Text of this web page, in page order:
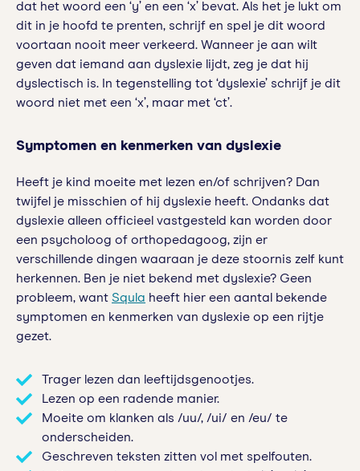
dat het woord een ‘y’ en een ‘x’ bevat. Als het je lukt om
dit in je hoofd te prenten, schrijf en spel je dit woord
voortaan nooit meer verkeerd. Wanneer je aan wilt
geven dat iemand aan dyslexie lijdt, zeg je dat hij
dyslectisch is. In tegenstelling tot ‘dyslexie’ schrijf je dit
woord niet met een ‘x’, maar met ‘ct’.
Symptomen en kenmerken van dyslexie
Heeft je kind moeite met lezen en/of schrijven? Dan
twijfel je misschien of hij dyslexie heeft. Ondanks dat
dyslexie alleen officieel vastgesteld kan worden door
een psycholoog of orthopedagoog, zijn er
verschillende dingen waaraan je deze stoornis zelf kunt
herkennen. Ben je niet bekend met dyslexie? Geen
probleem, want Squla heeft hier een aantal bekende
symptomen en kenmerken van dyslexie op een rijtje
gezet.
Trager lezen dan leeftijdsgenootjes.
Lezen op een radende manier.
Moeite om klanken als /uu/, /ui/ en /eu/ te
onderscheiden.
Geschreven teksten zitten vol met spelfouten.